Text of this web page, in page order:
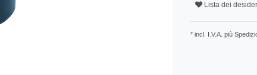
Lista dei
* incl. I.V.A. più